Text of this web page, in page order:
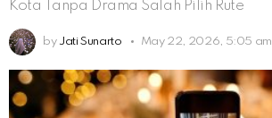
Kota Tanpa Drama Salah Pilih Rute
by Jati Sunarto May 22, 2026, 5:05 am